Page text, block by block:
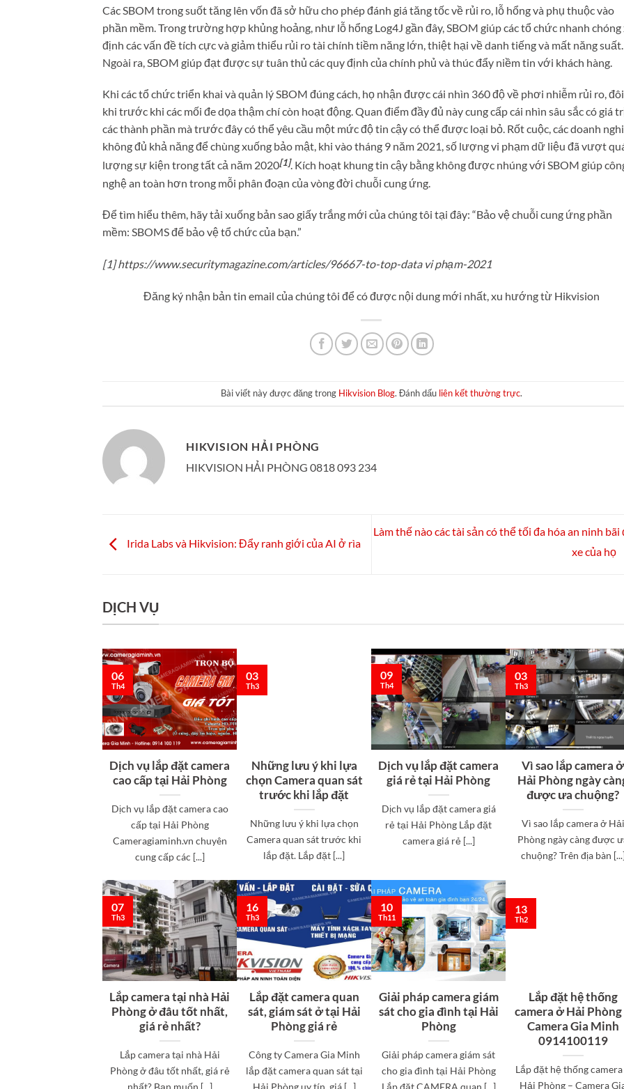
Các SBOM trong suốt tăng lên vốn đã sở hữu cho phép đánh giá tăng tốc về rủi ro, lỗ hổng và phụ thuộc vào
phần mềm. Trong trường hợp khủng hoảng, như lỗ hổng Log4J gần đây, SBOM giúp các tổ chức nhanh chóng
định các vấn đề tích cực và giảm thiểu rủi ro tài chính tiềm năng lớn, thiệt hại về danh tiếng và mất năng suất.
Ngoài ra, SBOM giúp đạt được sự tuân thủ các quy định của chính phủ và thúc đẩy niềm tin với khách hàng.
Khi các tổ chức triển khai và quản lý SBOM đúng cách, họ nhận được cái nhìn 360 độ về phơi nhiễm rủi ro, đôi
khi trước khi các mối đe dọa thậm chí còn hoạt động. Quan điểm đầy đủ này cung cấp cái nhìn sâu sắc có giá
các thành phần mà trước đây có thể yêu cầu một mức độ tin cậy có thể được loại bỏ. Rốt cuộc, các doanh
không đủ khả năng để chùng xuống bảo mật, khi vào tháng 9 năm 2021, số lượng vi phạm dữ liệu đã vượt
lượng sự kiện trong tất cả năm 2020[1]. Kích hoạt khung tin cậy bằng không được nhúng với SBOM giúp
nghệ an toàn hơn trong mỗi phân đoạn của vòng đời chuỗi cung ứng.
Để tìm hiểu thêm, hãy tải xuống bản sao giấy trắng mới của chúng tôi tại đây: “Bảo vệ chuỗi cung ứng phần
mềm: SBOMS để bảo vệ tổ chức của bạn.”
[1] https://www.securitymagazine.com/articles/96667-to-top-data vi phạm-2021
Đăng ký nhận bản tin email của chúng tôi để có được nội dung mới nhất, xu hướng từ Hikvision
Bài viết này được đăng trong Hikvision Blog. Đánh dấu liên kết thường trực.
HIKVISION HẢI PHÒNG
HIKVISION HẢI PHÒNG 0818 093 234
Irida Labs và Hikvision: Đẩy ranh giới của AI ở rìa
Làm thế nào các tài sản có thể tối đa hóa an ninh bãi
xe của họ
DỊCH VỤ
Dịch vụ lắp đặt camera
cao cấp tại Hải Phòng
Dịch vụ lắp đặt camera cao
cấp tại Hải Phòng
Cameragiaminh.vn chuyên
cung cấp các [...]
06
Th4
Những lưu ý khi lựa
chọn Camera quan sát
trước khi lắp đặt
Những lưu ý khi lựa chọn
Camera quan sát trước khi
lắp đặt. Lắp đặt [...]
03
Th3
Dịch vụ lắp đặt camera
giá rẻ tại Hải Phòng
Dịch vụ lắp đặt camera giá
rẻ tại Hải Phòng Lắp đặt
camera giá rẻ [...]
09
Th4
Vì sao lắp camera ở
Hải Phòng ngày
được ưa chuộng?
Vì sao lắp camera ở Hải
Phòng ngày càng được
chuộng? Trên địa bàn
03
Th3
Lắp camera tại nhà Hải
Phòng ở đâu tốt nhất,
giá rẻ nhất?
Lắp camera tại nhà Hải
Phòng ở đâu tốt nhất, giá rẻ
nhất? Bạn muốn [...]
07
Th3
Lắp đặt camera quan
sát, giám sát ở tại Hải
Phòng giá rẻ
Công ty Camera Gia Minh
lắp đặt camera quan sát tại
Hải Phòng,uy tín, giá [...]
16
Th3
Giải pháp camera giám
sát cho gia đình tại Hải
Phòng
Giải pháp camera giám sát
cho gia đình tại Hải Phòng
Lắp đặt CAMERA quan [...]
10
Th11
Lắp đặt hệ thống
camera ở Hải Phòng
Camera Gia Minh
0914100119
Lắp đặt hệ thống
Hải Phòng – Camera
13
Th2